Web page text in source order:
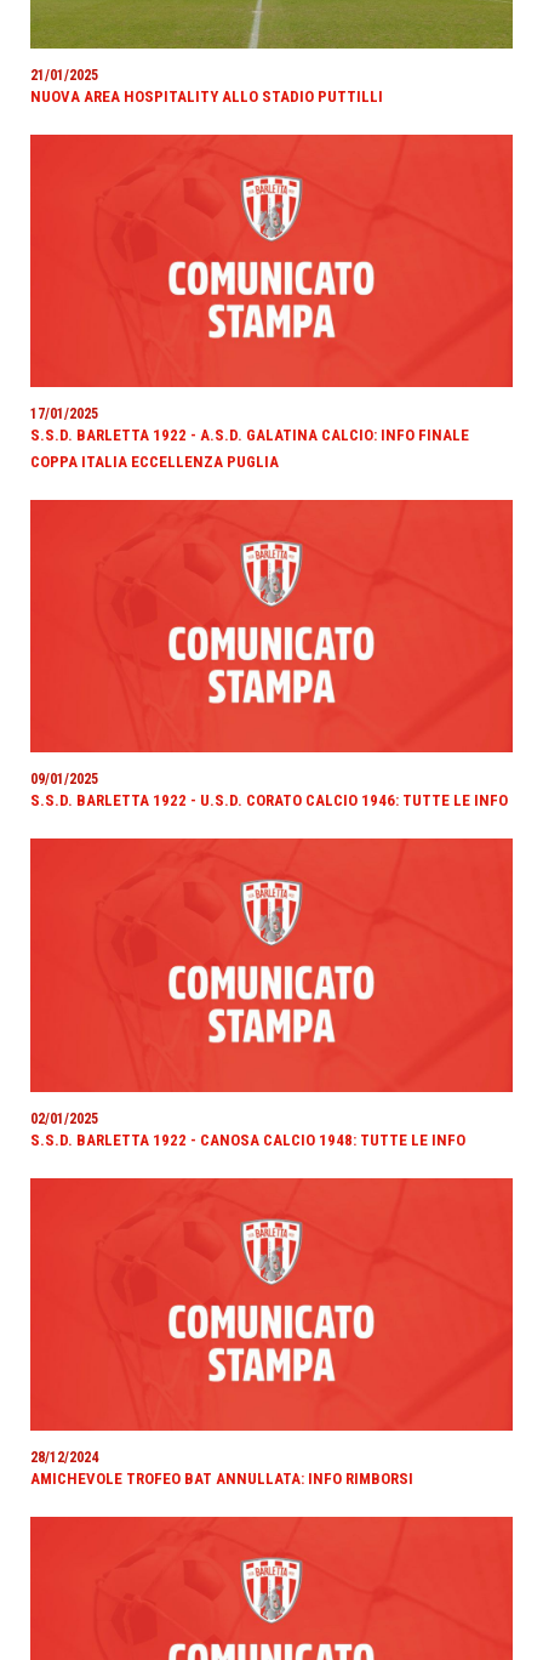
21/01/2025
NUOVA AREA HOSPITALITY ALLO STADIO PUTTILLI
17/01/2025
S.S.D. BARLETTA 1922 - A.S.D. GALATINA CALCIO: INFO FINALE
COPPA ITALIA ECCELLENZA PUGLIA
09/01/2025
S.S.D. BARLETTA 1922 - U.S.D. CORATO CALCIO 1946: TUTTE LE INFO
02/01/2025
S.S.D. BARLETTA 1922 - CANOSA CALCIO 1948: TUTTE LE INFO
28/12/2024
AMICHEVOLE TROFEO BAT ANNULLATA: INFO RIMBORSI